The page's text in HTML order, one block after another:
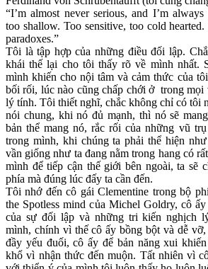
“I’m almost never serious, and I’m
too shallow. Too sensitive, too cold
paradoxes.”
Tôi là tập hợp của những điều đối lập.
khái thế lại cho tôi thấy rõ về mình nhất.
mình khiến cho nội tâm và cảm thức của
bối rối, lúc nào cũng chấp chới ở trong mọi
lý tính. Tôi thiết nghĩ, chắc không chỉ có tôi
nói chung, khi nó đủ mạnh, thì nó sẽ
bản thể mang nó, rắc rối của những vũ
trong mình, khi chúng ta phải thể hiện
vần giống như ta đang nằm trong hang có
mình để tiếp cận thế giới bên ngoài, ta sẽ
phía mà đúng lúc đấy ta cần đến.
Tôi nhớ đến cô gái Clementine trong bộ
the Spotless mind của Michel Goldry, cô
của sự đối lập và những tri kiến nghịch
mình, chính vì thế cô ấy bồng bột và dễ
đầy yếu đuối, cô ấy để bản năng xui
khổ vì nhận thức đến muộn. Tất nhiên vì